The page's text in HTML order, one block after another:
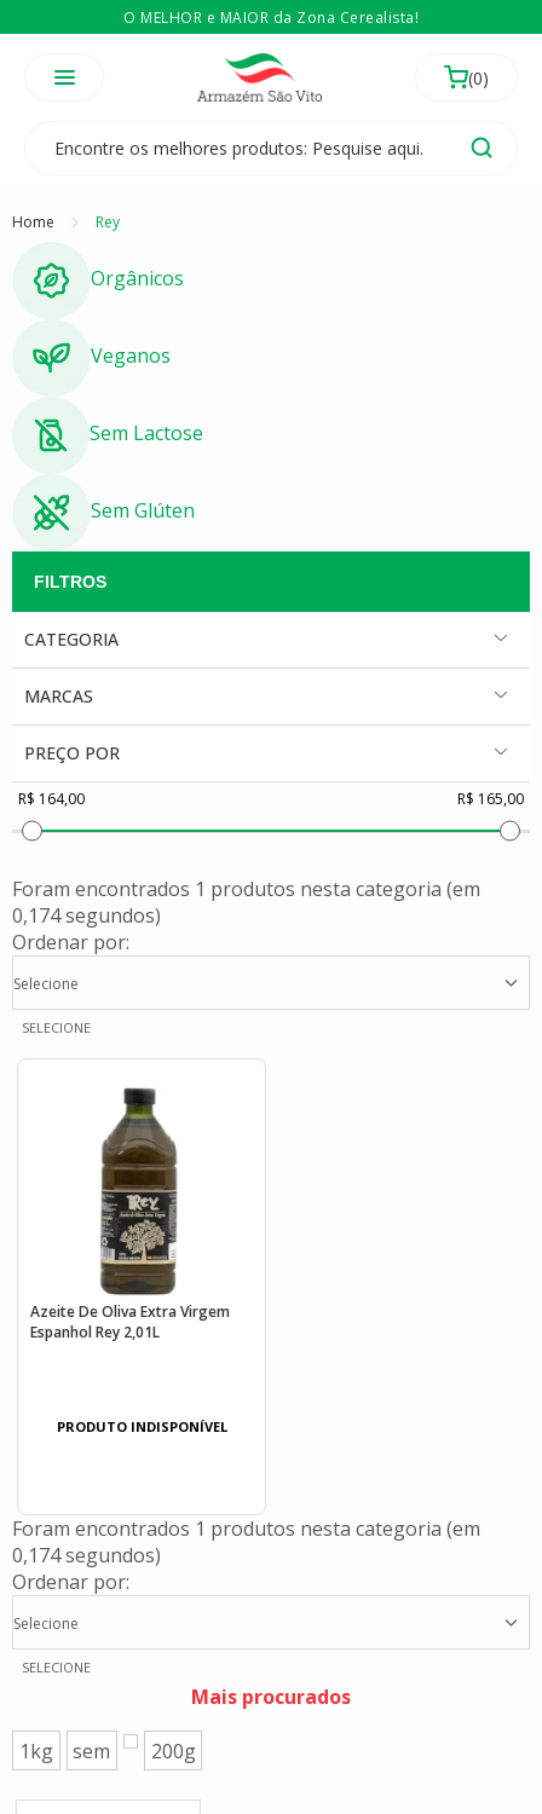
O MELHOR e MAIOR da Zona Cerealista!
Temos 3 lojas físicas na Zona Cerealista de São Paulo!
É revendedor? EntãoCompre no atacado
Home Rey
Orgânicos
Veganos
Sem Lactose
Sem Glúten
CATEGORIA
MARCAS
PREÇO POR
Foram encontrados 1 produtos nesta categoria (em
0,174 segundos)
Ordenar por:
Selecione
SELECIONE
Azeite De Oliva Extra Virgem
Espanhol Rey 2,01L
PRODUTO INDISPONÍVEL
Foram encontrados 1 produtos nesta categoria (em
0,174 segundos)
Ordenar por:
Selecione
SELECIONE
Mais procurados
1kg sem 200g